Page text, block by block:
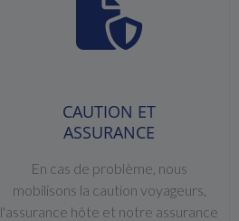
CAUTION ET
ASSURANCE
En cas de problème, nous
mobilisons la caution voyageurs,
l'assurance hôte et notre assurance